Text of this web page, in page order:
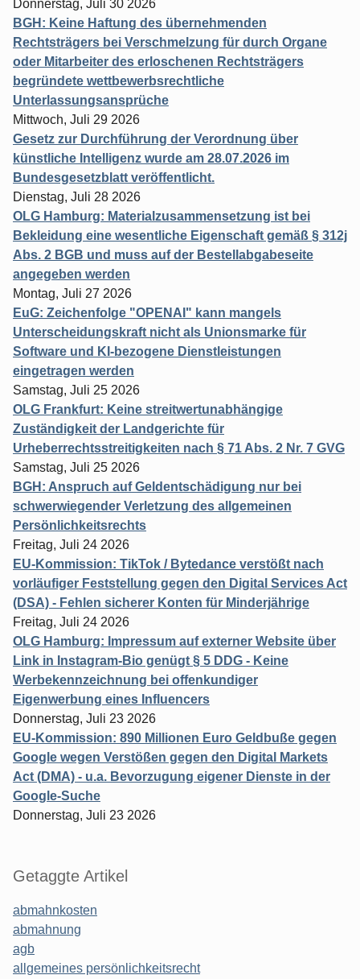
Donnerstag, Juli 30 2026
BGH: Keine Haftung des übernehmenden
Rechtsträgers bei Verschmelzung für durch Organe
oder Mitarbeiter des erloschenen Rechtsträgers
begründete wettbewerbsrechtliche
Unterlassungsansprüche
Mittwoch, Juli 29 2026
Gesetz zur Durchführung der Verordnung über
künstliche Intelligenz wurde am 28.07.2026 im
Bundesgesetzblatt veröffentlicht.
Dienstag, Juli 28 2026
OLG Hamburg: Materialzusammensetzung ist bei
Bekleidung eine wesentliche Eigenschaft gemäß § 312j
Abs. 2 BGB und muss auf der Bestellabgabeseite
angegeben werden
Montag, Juli 27 2026
EuG: Zeichenfolge "OPENAI" kann mangels
Unterscheidungskraft nicht als Unionsmarke für
Software und KI-bezogene Dienstleistungen
eingetragen werden
Samstag, Juli 25 2026
OLG Frankfurt: Keine streitwertunabhängige
Zuständigkeit der Landgerichte für
Urheberrechtsstreitigkeiten nach § 71 Abs. 2 Nr. 7 GVG
Samstag, Juli 25 2026
BGH: Anspruch auf Geldentschädigung nur bei
schwerwiegender Verletzung des allgemeinen
Persönlichkeitsrechts
Freitag, Juli 24 2026
EU-Kommission: TikTok / Bytedance verstößt nach
vorläufiger Feststellung gegen den Digital Services Act
(DSA) - Fehlen sicherer Konten für Minderjährige
Freitag, Juli 24 2026
OLG Hamburg: Impressum auf externer Website über
Link in Instagram-Bio genügt § 5 DDG - Keine
Werbekennzeichnung bei offenkundiger
Eigenwerbung eines Influencers
Donnerstag, Juli 23 2026
EU-Kommission: 890 Millionen Euro Geldbuße gegen
Google wegen Verstößen gegen den Digital Markets
Act (DMA) - u.a. Bevorzugung eigener Dienste in der
Google-Suche
Donnerstag, Juli 23 2026
Getaggte Artikel
abmahnkosten
abmahnung
agb
allgemeines persönlichkeitsrecht